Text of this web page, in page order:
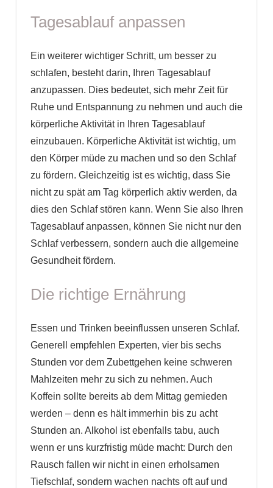
Tagesablauf anpassen
Ein weiterer wichtiger Schritt, um besser zu
schlafen, besteht darin, Ihren Tagesablauf
anzupassen. Dies bedeutet, sich mehr Zeit für
Ruhe und Entspannung zu nehmen und auch die
körperliche Aktivität in Ihren Tagesablauf
einzubauen. Körperliche Aktivität ist wichtig, um
den Körper müde zu machen und so den Schlaf
zu fördern. Gleichzeitig ist es wichtig, dass Sie
nicht zu spät am Tag körperlich aktiv werden, da
dies den Schlaf stören kann. Wenn Sie also Ihren
Tagesablauf anpassen, können Sie nicht nur den
Schlaf verbessern, sondern auch die allgemeine
Gesundheit fördern.
Die richtige Ernährung
Essen und Trinken beeinflussen unseren Schlaf.
Generell empfehlen Experten, vier bis sechs
Stunden vor dem Zubettgehen keine schweren
Mahlzeiten mehr zu sich zu nehmen. Auch
Koffein sollte bereits ab dem Mittag gemieden
werden – denn es hält immerhin bis zu acht
Stunden an. Alkohol ist ebenfalls tabu, auch
wenn er uns kurzfristig müde macht: Durch den
Rausch fallen wir nicht in einen erholsamen
Tiefschlaf, sondern wachen nachts oft auf und